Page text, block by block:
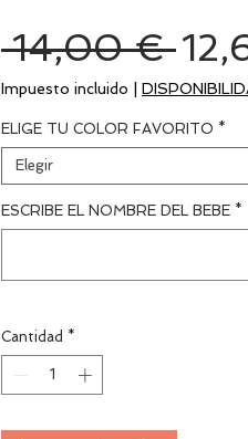
14,00 €
Impuesto incluido
ELIGE TU COLOR FAVORITO *
Elegir
ESCRIBE EL NOMBRE DEL BEBE *
Cantidad *